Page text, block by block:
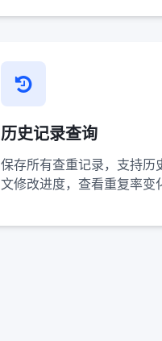
历史记录查询
保存所有查重记录，支持历
文修改进度，查看重复率变